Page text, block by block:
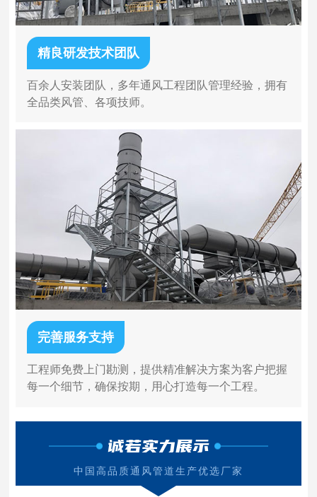
精良研发技术团队
百余人安装团队，多年通风工程团队管理经验，拥有
全品类风管、各项技师。
完善服务支持
工程师免费上门勘测，提供精准解决方案为客户把握
每一个细节，确保按期，用心打造每一个工程。
诚若实力展示
中国高品质通风管道生产优选厂家